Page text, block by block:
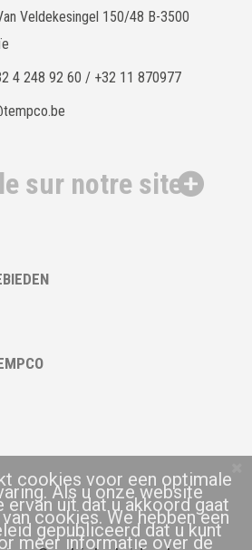
Veldekesingel 150/48 B-3500
4 248 92 60 / +32 11 870977
sur notre site
cookies voor een optimale
Als u onze website
ervan uit dat u akkoord gaat
cookies. We hebben een
gepubliceerd dat u kunt
meer informatie over de